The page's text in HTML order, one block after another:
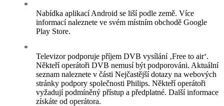
Nabídka aplikací Android se liší podle země. Více
informací naleznete ve svém místním obchodě Google
Play Store.
Televizor podporuje příjem DVB vysílání ‚Free to air‘.
Někteří operátoři DVB nemusí být podporováni. Aktuální
seznam naleznete v části Nejčastější dotazy na webových
stránky podpory společnosti Philips. Někteří operátoři
vyžadují podmíněný přístup a předplatné. Další informace
získáte od operátora.